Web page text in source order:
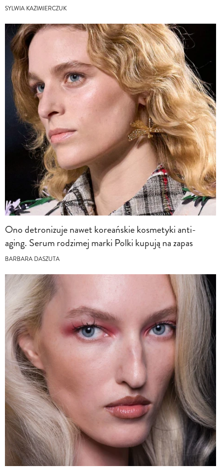
SYLWIA KAZIMIERCZUK
Ono detronizuje nawet koreańskie kosmetyki anti-
aging. Serum rodzimej marki Polki kupują na zapas
BARBARA DASZUTA